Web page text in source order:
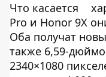
Что касается
Pro и Honor 9X
Оба получат
также 6,59-
2340×1080